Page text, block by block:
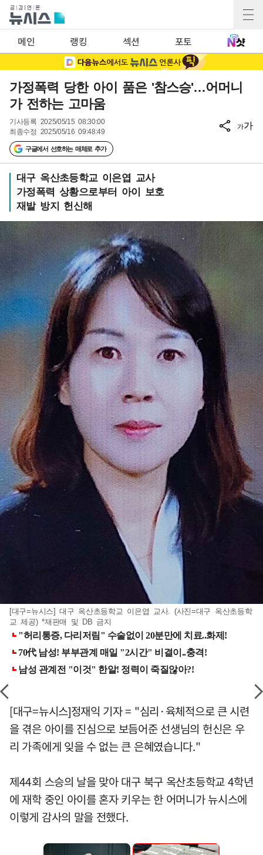
메인 랭킹 섹션 포토
가정폭력 당한 아이 품은 '참스승'…어머니
가 전하는 고마움
기사등록 2025/05/15 08:30:00
최종수정 2025/05/16 09:48:49
구글에서 선호하는 매체로 추가
가가
대구 옥산초등학교 이은엽 교사
가정폭력 상황으로부터 아이 보호
재발 방지 헌신해
[대구=뉴시스] 대구 옥산초등학교 이은엽 교사. (사진=대구 옥산초등학
교 제공) *재판매 및 DB 금지
[대구=뉴시스]정재익 기자 = "심리·육체적으로 큰 시련
을 겪은 아이를 진심으로 보듬어준 선생님의 헌신은 우
리 가족에게 잊을 수 없는 큰 은혜였습니다."
제44회 스승의 날을 맞아 대구 북구 옥산초등학교 4학년
에 재학 중인 아이를 혼자 키우는 한 어머니가 뉴시스에
이렇게 감사의 말을 전했다.